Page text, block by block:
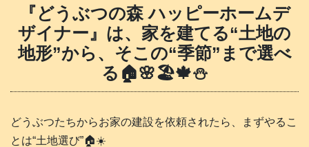
『どうぶつの森 ハッピーホームデ
ザイナー』は、家を建てる“土地の
地形”から、そこの“季節”まで選べ
る🏠️🌸🏖️🍁⛄️
どうぶつたちからお家の建設を依頼されたら、まずやるこ
とは“土地選び”🏠️☀️